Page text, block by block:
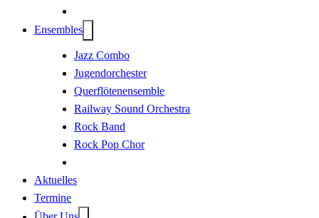
Ensembles
Jazz Combo
Jugendorchester
Querflöten­ensemble
Railway Sound Orchestra
Rock Band
Rock Pop Chor
Aktuelles
Termine